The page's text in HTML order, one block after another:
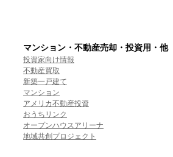
マンション・不動産売却・投資用・他
投資家向け情報
不動産買取
新築一戸建て
マンション
アメリカ不動産投資
おうちリンク
オープンハウスアリーナ
地域共創プロジェクト